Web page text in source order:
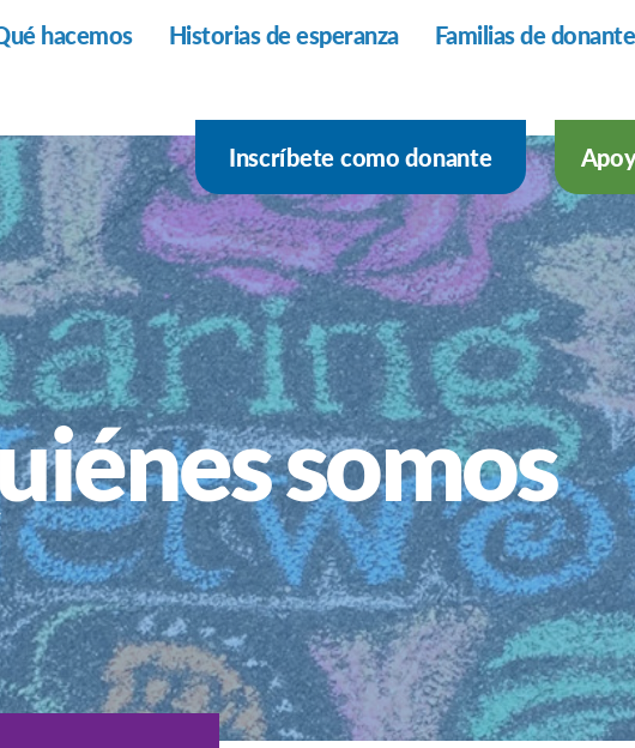
hacemos Historias de esperanza Familias de
Inscríbete como donante
somos